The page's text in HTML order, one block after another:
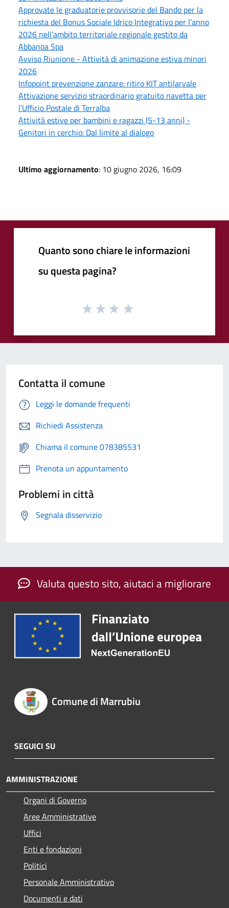
Approvate le graduatorie provvisorie del Bando per la
richiesta del Bonus Sociale Idrico Integrativo per l’anno
2026 nell’ambito territoriale regionale gestito da
Abbanoa Spa
Avviso Riunione - Attività di animazione estiva minori
2026
Infopoint prevenzione zanzare: ritiro KIT antilarvale
Attivazione servizio straordinario gratuito navetta per
l'Ufficio Postale di Terralba
Attività estive per bambini e ragazzi (5-13 anni) -
Genitori in cerchio: Dal limite al dialogo
Ultimo aggiornamento: 10 giugno 2026, 16:09
Quanto sono chiare le informazioni
su questa pagina?
Contatta il comune
Leggi le domande frequenti
Richiedi Assistenza
Chiama il comune 078385531
Prenota un appuntamento
Problemi in città
Segnala disservizio
Valuta questo sito, aiutaci a migliorare
Comune di Marrubiu
SEGUICI SU
AMMINISTRAZIONE
Organi di Governo
Aree Amministrative
Uffici
Enti e fondazioni
Politici
Personale Amministrativo
Documenti e dati